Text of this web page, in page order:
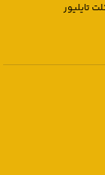
تایلیور